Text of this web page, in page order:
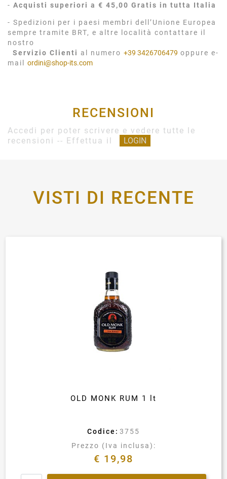
- Acquisti superiori a € 45,00 Gratis in tutta Italia
- Spedizioni per i paesi membri dell’Unione Europea
sempre tramite BRT, e altre località contattare il
nostro
Servizio Clienti al numero +39 3426706479 oppure e-
mail ordini@shop-its.com
RECENSIONI
Accedi per poter scrivere e vedere tutte le
recensioni -- Effettua il
LOGIN
VISTI DI RECENTE
OLD MONK RUM 1 lt
Codice: 3755
Prezzo (Iva inclusa):
€ 19,98